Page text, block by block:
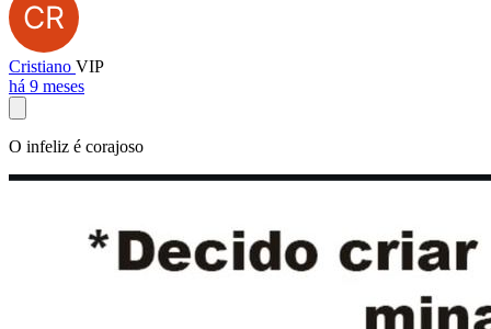
Cristiano VIP
há 9 meses
O infeliz é corajoso